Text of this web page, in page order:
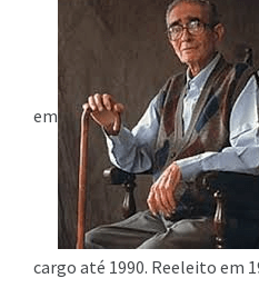
em
cargo até 1990. Reeleito em